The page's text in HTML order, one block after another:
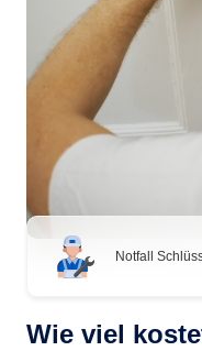
Notfall
Wie viel